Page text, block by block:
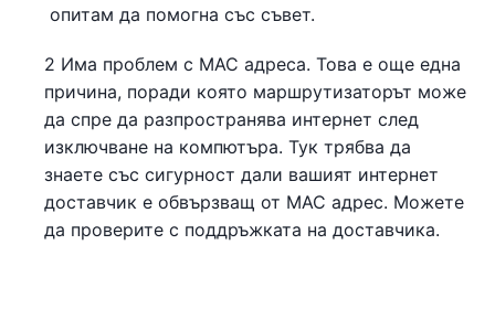
опитам да помогна със съвет.
2 Има проблем с MAC адреса. Това е още една
причина, поради която маршрутизаторът може
да спре да разпространява интернет след
изключване на компютъра. Тук трябва да
знаете със сигурност дали вашият интернет
доставчик е обвързващ от MAC адрес. Можете
да проверите с поддръжката на доставчика.